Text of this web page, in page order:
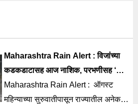
Maharashtra Rain Alert : विजांच्या
कडकडाटासह आज नाशिक, परभणीसह ‘या’
जिल्ह्यात वादळी पाऊस
Maharashtra Rain Alert : ऑगस्ट
महिन्याच्या सुरुवातीपासून राज्यातील अनेक